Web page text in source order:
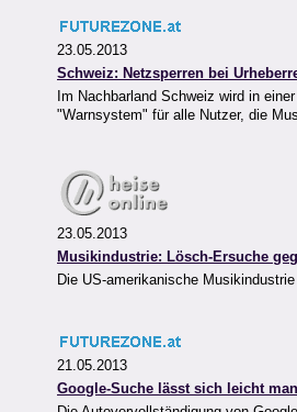
23.05.2013
Schweiz: Netzsperren bei
Im Nachbarland Schweiz wird in
"Warnsystem" für alle Nutzer, die
23.05.2013
Musikindustrie: Lösch-Ersuche
Die US-amerikanische
21.05.2013
Google-Suche lässt sich leicht